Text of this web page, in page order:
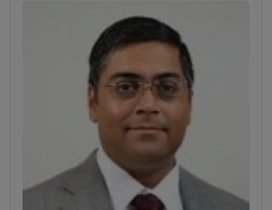
Los roles anteriores incluyen liderar los
departamentos de cirugía cardíaca en Fortis Gurgaon
y Global Hospitals Group en Chennai.<\/p>
es miembro de varias organizaciones prestigiosas,
incluyendo la Sociedad Internacional de Trasplante
de Corazón y Pulmón y la Sociedad de Cirujanos
Torácicos.<\/p>